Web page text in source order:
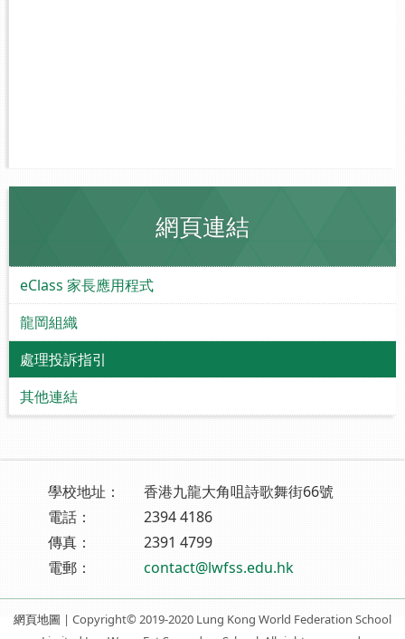
網頁連結
eClass 家長應用程式
龍岡組織
處理投訴指引
其他連結
學校地址：
香港九龍大角咀詩歌舞街66號
電話：
2394 4186
傳真：
2391 4799
電郵：
contact@lwfss.edu.hk
網頁地圖 | Copyright© 2019-2020 Lung Kong World Federation School